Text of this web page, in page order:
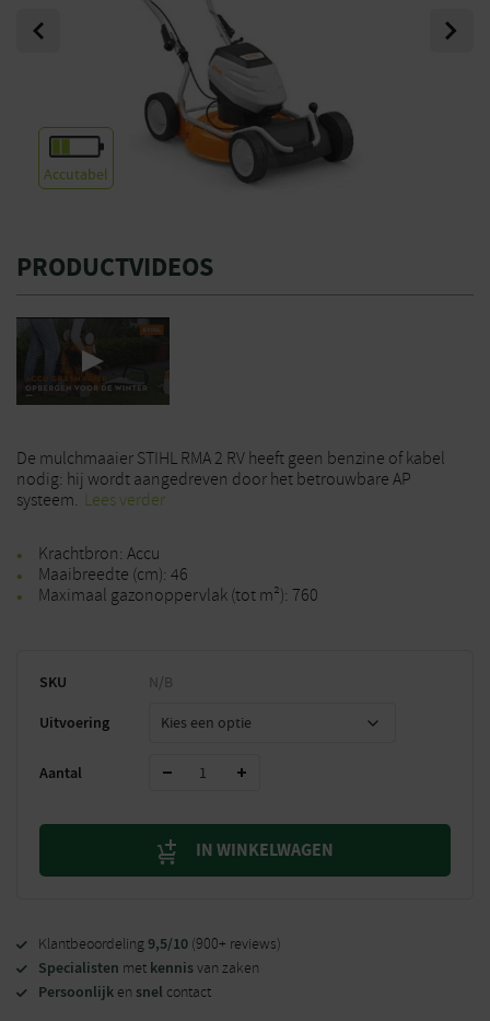
Accutabel
Previous Next
PRODUCTVIDEOS
De mulchmaaier STIHL RMA 2 RV heeft geen benzine of kabel
nodig: hij wordt aangedreven door het betrouwbare AP
systeem. Lees verder
Krachtbron: Accu
Maaibreedte (cm): 46
Maximaal gazonoppervlak (tot m²): 760
SKU N/B
Uitvoering
Aantal
IN WINKELWAGEN
Klantbeoordeling9,5/10 (900+ reviews)
Specialisten met kennisvan zaken
Persoonlijk en snel contact